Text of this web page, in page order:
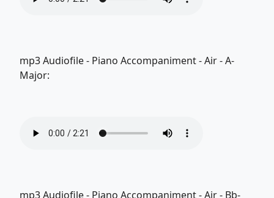
mp3 Audiofile - Piano Accompaniment - Air - A-
Major:
mp3 Audiofile - Piano Accompaniment - Air - Bb-